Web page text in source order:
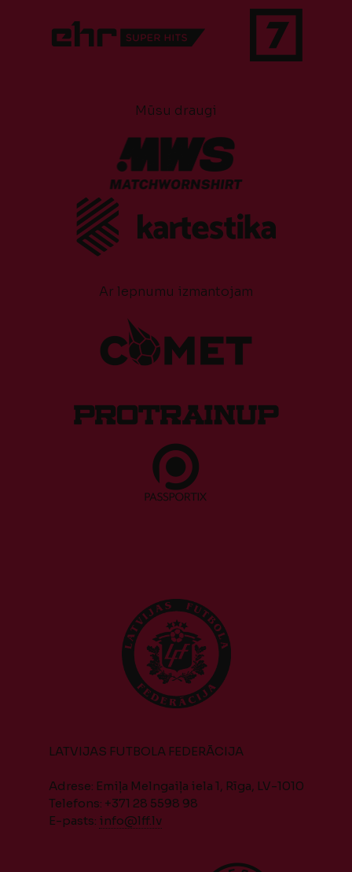
Mūsu draugi
Ar lepnumu izmantojam
LATVIJAS FUTBOLA FEDERĀCIJA
Adrese: Emiļa Melngaiļa iela 1, Rīga, LV-1010
Telefons: +371 28 5598 98
E-pasts: info@lff.lv